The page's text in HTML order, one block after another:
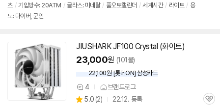
뷰
츠 / 기압방수: 20ATM / 글라스: 미네랄 / 풀오토캘린더 / 세계시간 / 라이트 / 용
도: 다이버, 군인
JIUSHARKJF100 Crystal (화이트)
23,000원 (101몰)
22,100원 [롯데ON] 삼성카드
상
품
4 브랜드로그
별
5.0 (상
2) 22.12. 등록
관